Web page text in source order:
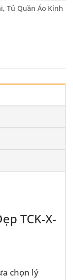
, Tủ Quần Áo Kính
TCK-X-
chọn lý